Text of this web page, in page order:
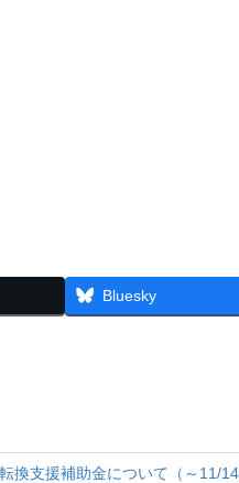
Bluesky
換支援補助金について（～11/14